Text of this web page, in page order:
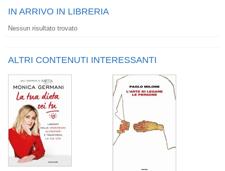
IN ARRIVO IN LIBRERIA
Nessun risultato trovato
ALTRI CONTENUTI INTERESSANTI